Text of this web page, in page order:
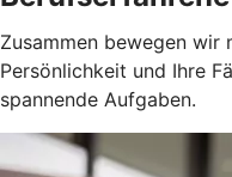
Zusammen bewegen wir
Persönlichkeit und Ihre
spannende Aufgaben.